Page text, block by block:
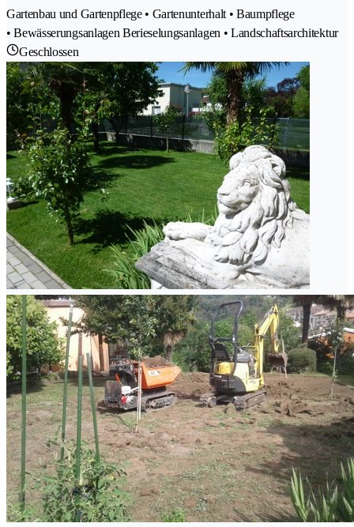
Gartenbau und Gartenpflege • Gartenunterhalt • Baumpflege
• Bewässerungsanlagen Berieselungsanlagen • Landschaftsarchitektur
Geschlossen